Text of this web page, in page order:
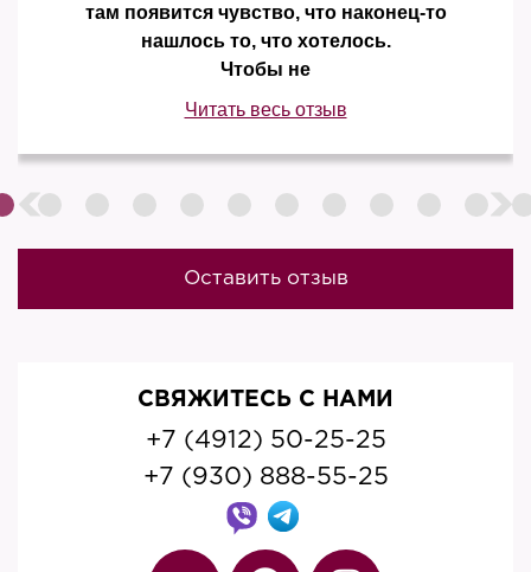
там появится чувство, что наконец-то
нашлось то, что хотелось.
Чтобы не
Читать весь отзыв
Оставить отзыв
СВЯЖИТЕСЬ С НАМИ
+7 (4912) 50-25-25
+7 (930) 888-55-25